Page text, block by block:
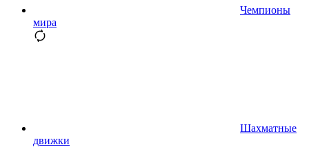
Чемпионы
мира
Шахматные
движки